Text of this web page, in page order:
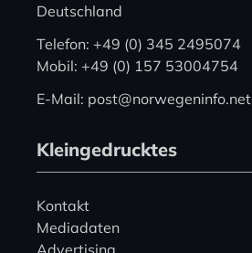
Deutschland
Telefon: +49 (0) 345 2495074
Mobil: +49 (0) 157 53004754
E-Mail: post@norwegeninfo.net
Kleingedrucktes
Kontakt
Mediadaten
Advertising